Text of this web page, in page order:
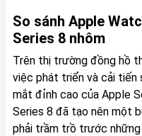
So sánh Apple
Series 8 nhôm
Trên thị trường đồng hồ
việc phát triển và cải tiến
mắt đỉnh cao của Apple
Series 8 đã tạo nên một
phải trầm trồ trước